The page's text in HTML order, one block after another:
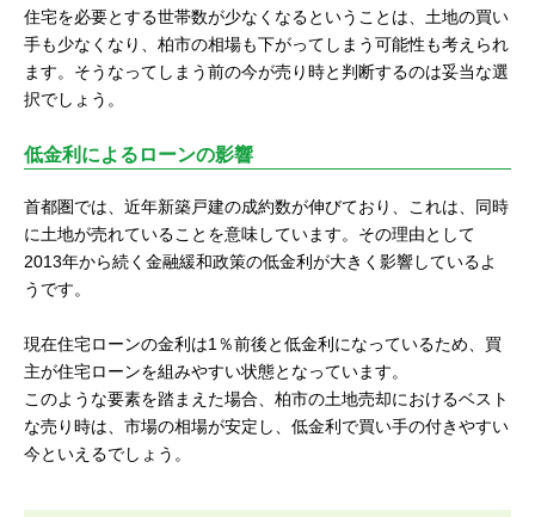
住宅を必要とする世帯数が少なくなるということは、土地の買い
手も少なくなり、柏市の相場も下がってしまう可能性も考えられ
ます。そうなってしまう前の今が売り時と判断するのは妥当な選
択でしょう。
低金利によるローンの影響
首都圏では、近年新築戸建の成約数が伸びており、これは、同時
に土地が売れていることを意味しています。その理由として
2013年から続く金融緩和政策の低金利が大きく影響しているよ
うです。
現在住宅ローンの金利は1％前後と低金利になっているため、買
主が住宅ローンを組みやすい状態となっています。
このような要素を踏まえた場合、柏市の土地売却におけるベスト
な売り時は、市場の相場が安定し、低金利で買い手の付きやすい
今といえるでしょう。